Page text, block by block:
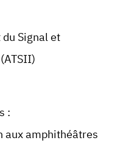
Signal et
:
aux amphithéâtres